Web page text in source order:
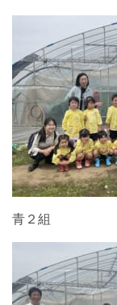
青２組